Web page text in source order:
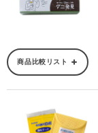
商品比較リスト